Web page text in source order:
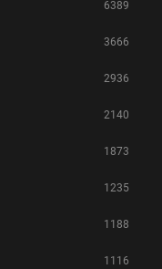
6389
3666
2936
2140
1873
1235
1188
1116